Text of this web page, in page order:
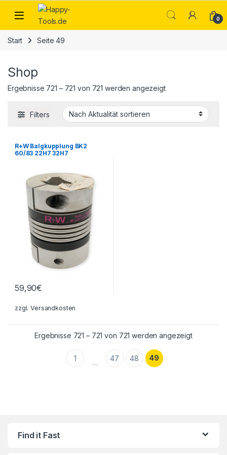
Skip to navigation
Skip to content
Open 0
Start Seite 49
Shop
Ergebnisse 721 – 721 von 721 werden angezeigtNach Aktualität
Filters
R+W Balgkupplung BK2
60/83 22H7 32H7
59,90€
zzgl.Versandkosten
Ergebnisse 721 – 721 von 721 werden angezeigtNach
1 … 47 48 49
Find it Fast